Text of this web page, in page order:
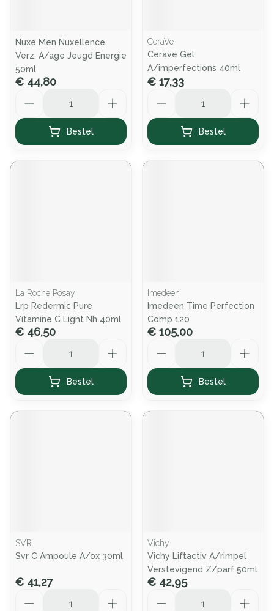
Nuxe Men Nuxellence
Verz. A/age Jeugd Energie
50ml
€ 44,80
Bestel
CeraVe
Cerave Gel
A/imperfections 40ml
€ 17,33
Bestel
La Roche Posay
Lrp Redermic Pure
Vitamine C Light Nh 40ml
€ 46,50
Bestel
Imedeen
Imedeen Time Perfection
Comp 120
€ 105,00
Bestel
SVR
Svr C Ampoule A/ox 30ml
€ 41,27
Vichy
Vichy Liftactiv A/rimpel
Verstevigend Z/parf 50ml
€ 42,95